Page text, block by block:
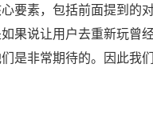
要素，包括前面提到的
果说让用户去重新玩曾
是非常期待的。因此我